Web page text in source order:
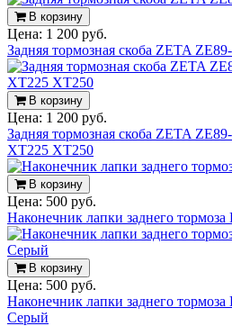
В корзину
Цена: 1 200 руб.
Задняя тормозная скоба ZETA
В корзину
Цена: 1 200 руб.
Задняя тормозная скоба ZETA
XT225 XT250
В корзину
Цена: 500 руб.
Наконечник лапки заднего
В корзину
Цена: 500 руб.
Наконечник лапки заднего
Серый